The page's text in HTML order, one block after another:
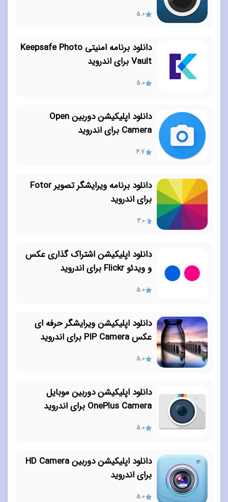
5.0
دانلود برنامه امنیتی Keepsafe Photo
Vault برای اندروید
5.0
دانلود اپلیکیشن دوربین Open
Camera برای اندروید
4.7
دانلود برنامه ویرایشگر تصویر Fotor
برای اندروید
3.0
دانلود اپلیکیشن اشتراک گذاری عکس
و ویدئو Flickr برای اندروید
5.0
دانلود اپلیکیشن ویرایشگر حرفه ای
عکس PIP Camera برای اندروید
5.0
دانلود اپلیکیشن دوربین موبایل
OnePlus Camera برای اندروید
5.0
دانلود اپلیکیشن دوربین HD Camera
برای اندروید
5.0